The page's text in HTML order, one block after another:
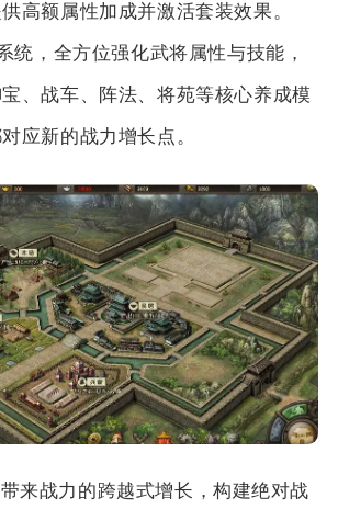
高额属性加成并激活套装效果。
统，全方位强化武将属性与技能，
、战车、阵法、将苑等核心养成模
应新的战力增长点。
来战力的跨越式增长，构建绝对战